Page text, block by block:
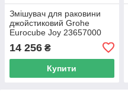
Змішувач для раковини
джойстиковий Grohe
Eurocube Joy 23657000
14 256 ₴
Купити